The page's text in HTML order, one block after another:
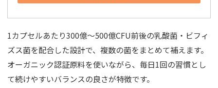
1カプセルあたり300億〜500億CFU前後の乳酸菌・ビフィ
ズス菌を配合した設計で、複数の菌をまとめて補えます。
オーガニック認証原料を使いながら、毎日1回の習慣とし
て続けやすいバランスの良さが特徴です。